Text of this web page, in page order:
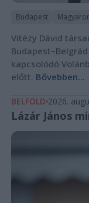
Budapest
Vitézy Dávid
kapcsolódó
előtt. Bővebben...
BELFÖLD 2026.
Lázár János